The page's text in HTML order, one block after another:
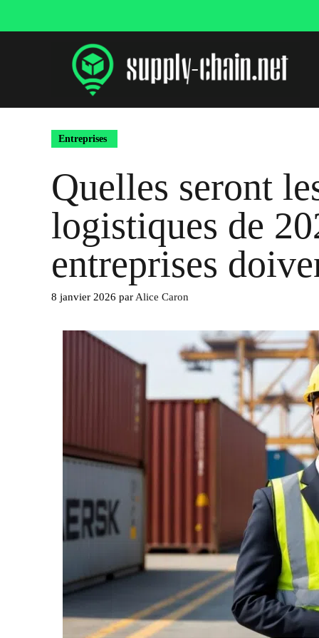
Entreprises
Quelles seront
logistiques de
entreprises
8 janvier 2026 par Alice Caron